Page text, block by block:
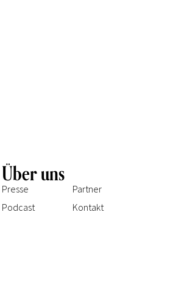
Über uns
Presse
Podcast
Partner
Kontakt